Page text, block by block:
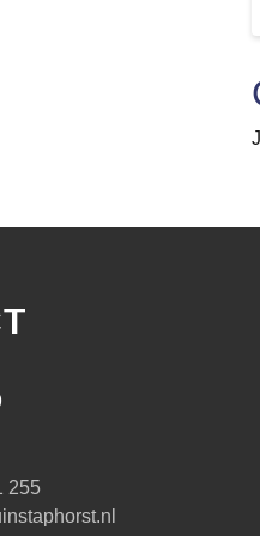
255